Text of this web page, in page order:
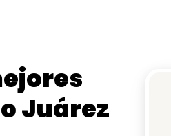
Juárez